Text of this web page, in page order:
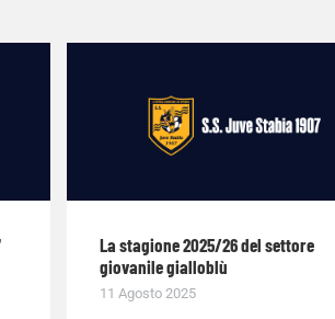
La stagione 2025/26 del settore
giovanile gialloblù
11 Agosto 2025